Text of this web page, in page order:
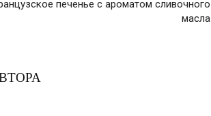
печенье с ароматом сливочного
масла